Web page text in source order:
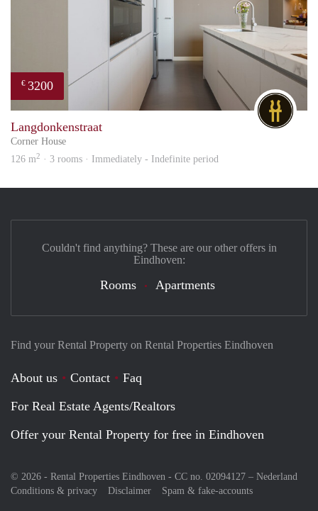
€ 3200
Langdonkenstraat
Corner House
126 m2 · 3 rooms · Immediately - Indefinite period
Find your Rental Property on Rental Properties Eindhoven
About us Contact
Faq
For Real Estate Agents/Realtors
Offer your Rental Property for free in Eindhoven
© 2026 - Rental Properties Eindhoven - CC no. 02094127 – Nederland
Conditions & privacy
Disclaimer Spam & fake-accounts
Couldn't find anything? These are our other offers in
Eindhoven:
Rooms Apartments